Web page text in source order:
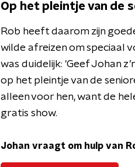
Op het pleintje van de
Rob heeft daarom zijn
wilde afreizen om speciaal
was duidelijk: 'Geef Johan
op het pleintje van de
alleen voor hen, want de
gratis show.
Johan vraagt om hulp van